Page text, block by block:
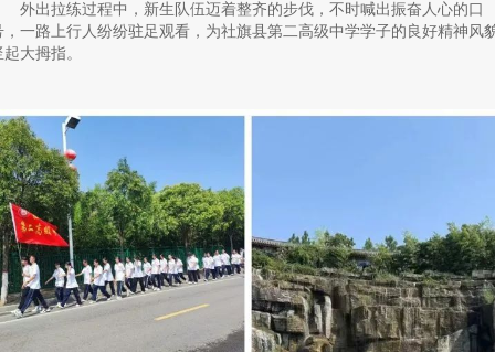
出拉练过程中，新生队伍迈着整齐的步伐，不时喊出振奋人心的口
，一路上行人纷纷驻足观看，为社旗县第二高级中学学子的良好精神风
大拇指。